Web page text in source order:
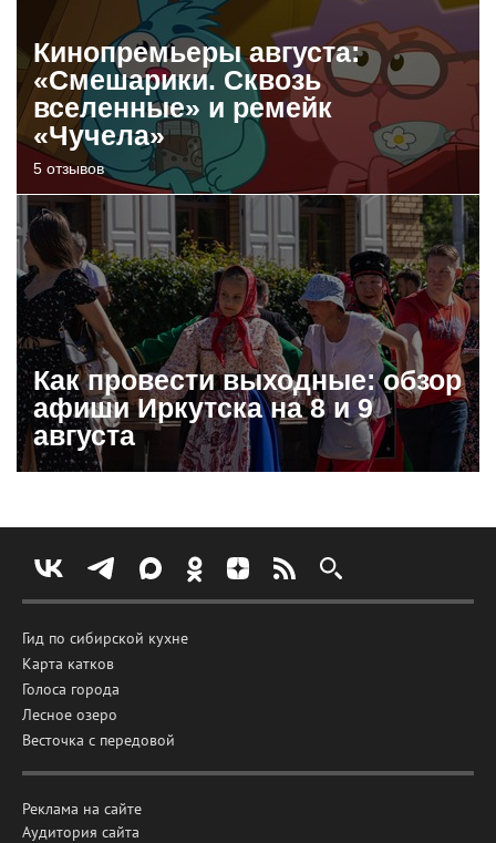
Кинопремьеры августа:
«Смешарики. Сквозь
вселенные» и ремейк
«Чучела»
5 отзывов
Как провести выходные: обзор
афиши Иркутска на 8 и 9
августа
Гид по сибирской кухне
Карта катков
Голоса города
Лесное озеро
Весточка с передовой
Реклама на сайте
Аудитория сайта